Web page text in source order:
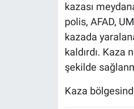
kazası
polis, AFAD,
kazada
kaldırdı.
şekilde
Kaza